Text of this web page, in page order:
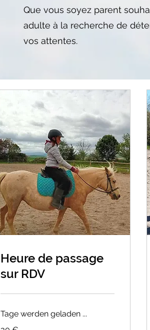
Que vous soyez parent
adulte à la recherche de
vos attentes.
Heure de passage
sur RDV
Tage werden geladen ...